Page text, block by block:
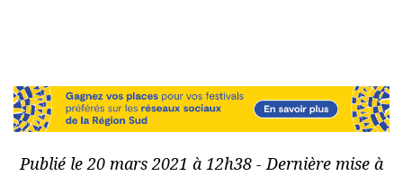
Publié le 20 mars 2021 à 12h38 - Dernière mise à